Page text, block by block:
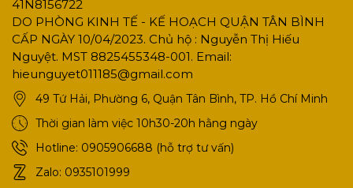
41N8156722
DO PHÒNG KINH TẾ - KẾ HOẠCH QUẬN TÂN BÌNH
CẤP NGÀY 10/04/2023. Chủ hộ : Nguyễn Thị Hiếu
Nguyệt. MST 8825455348-001. Email:
hieunguyet011185@gmail.com
49 Tứ Hải, Phường 6, Quận Tân Bình, TP. Hồ Chí Minh
Thời gian làm việc 10h30-20h hằng ngày
Hotline: 0905906688 (hỗ trợ tư vấn)
Zalo: 0935101999